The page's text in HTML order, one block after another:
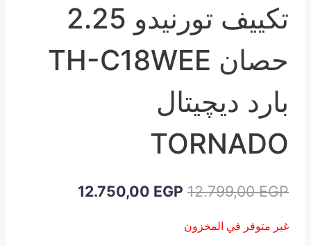
تكييف تورنيدو 2.25
حصان TH-C18WEE
بارد ديچيتال
TORNADO
12.799,00EGP
السعر12.750,00 EGP
غير متوفر في المخزون